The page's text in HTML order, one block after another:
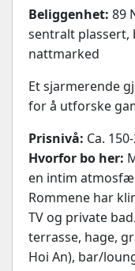
Beliggenhet: 89
sentralt plassert,
nattmarked
Et sjarmerende
for å utforske
Prisnivå: Ca.
Hvorfor bo her:
en intim
Rommene har
TV og private
terrasse, hage,
Hoi An), bar/